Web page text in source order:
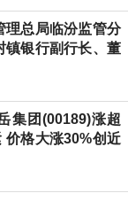
理总局临汾监管分
镇银行副行长、董
集团(00189)涨超
价格大涨30%创近